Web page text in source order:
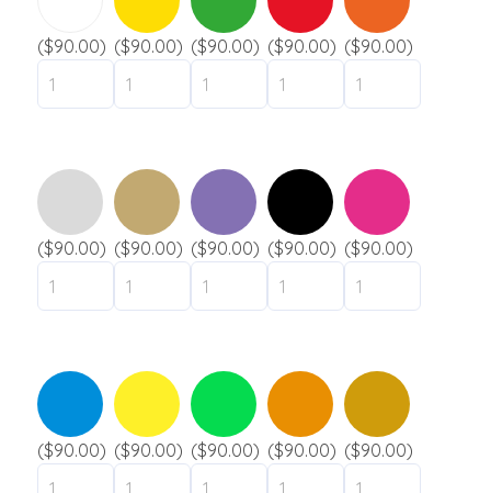
($90.00) ($90.00) ($90.00) ($90.00) ($90.00)
($90.00) ($90.00) ($90.00) ($90.00) ($90.00)
($90.00) ($90.00) ($90.00) ($90.00) ($90.00)